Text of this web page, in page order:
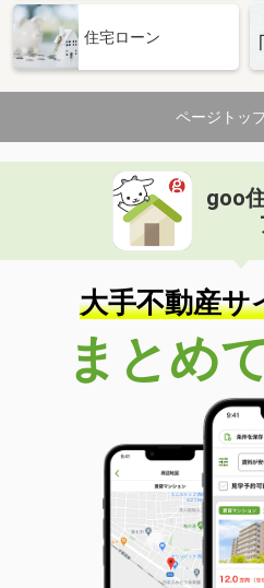
住宅ローン
ページトッ
goo
大手不動産サ
まとめ